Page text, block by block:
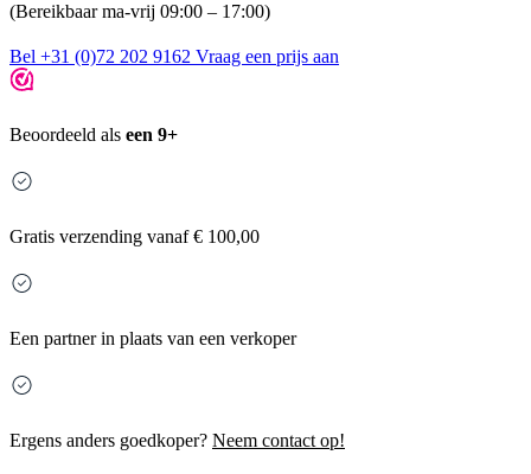
(Bereikbaar ma-vrij 09:00 – 17:00)
Bel +31 (0)72 202 9162 Vraag een prijs aan
Beoordeeld als een 9+
Gratis verzending vanaf € 100,00
Een partner in plaats van een verkoper
Ergens anders goedkoper? Neem contact op!